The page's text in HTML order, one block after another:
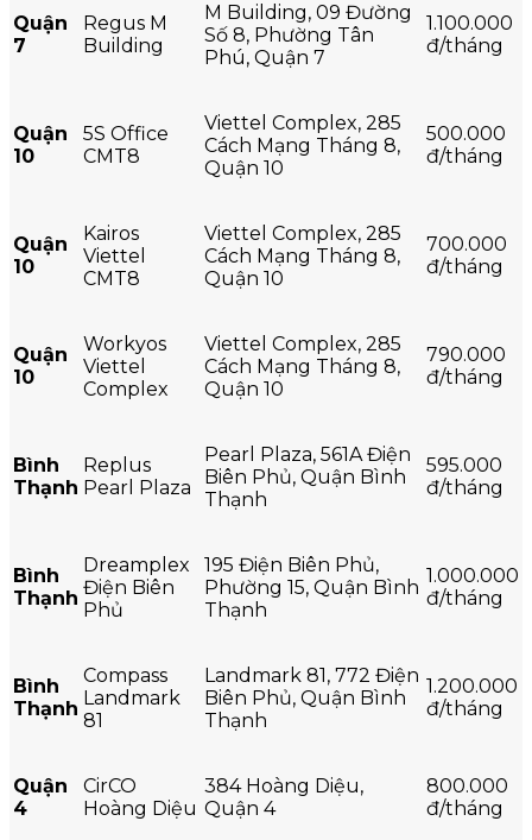
Quận
7
Regus M
Building
M Building, 09 Đường
Số 8, Phường Tân
Phú, Quận 7
1.100.000
đ/tháng
Quận
10
5S Office
CMT8
Viettel Complex, 285
Cách Mạng Tháng 8,
Quận 10
500.000
đ/tháng
Quận
10
Kairos
Viettel
CMT8
Viettel Complex, 285
Cách Mạng Tháng 8,
Quận 10
700.000
đ/tháng
Quận
10
Workyos
Viettel
Complex
Viettel Complex, 285
Cách Mạng Tháng 8,
Quận 10
790.000
đ/tháng
Bình
Thạnh
Replus
Pearl Plaza
Pearl Plaza, 561A Điện
Biên Phủ, Quận Bình
Thạnh
595.000
đ/tháng
Bình
Thạnh
Dreamplex
Điện Biên
Phủ
195 Điện Biên Phủ,
Phường 15, Quận Bình
Thạnh
1.000.000
đ/tháng
Bình
Thạnh
Compass
Landmark
81
Landmark 81, 772 Điện
Biên Phủ, Quận Bình
Thạnh
1.200.000
đ/tháng
Quận
4
CirCO
Hoàng Diệu
384 Hoàng Diệu,
Quận 4
800.000
đ/tháng